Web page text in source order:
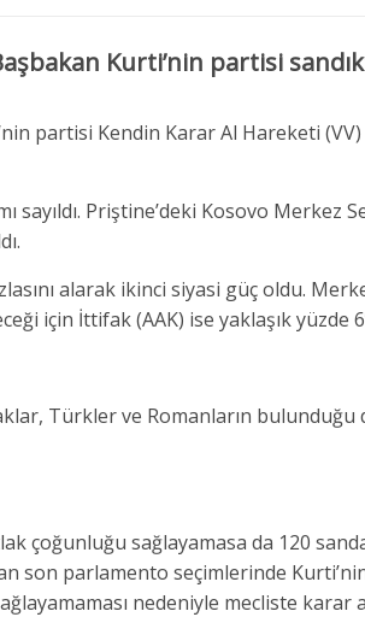
Kurti’nin partisi
partisi Kendin Karar Al Hareketi (VV)
Priştine’deki Kosovo Merkez
alarak ikinci siyasi güç oldu.
için İttifak (AAK) ise yaklaşık yüzde
Türkler ve Romanların bulunduğu
sağlayamasa da 120
son parlamento seçimlerinde
nedeniyle mecliste karar